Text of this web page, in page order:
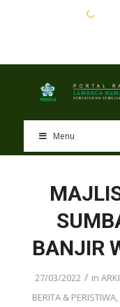
Menu
BANJIR
27/03/2022 / in
BERITA & PERISTIWA,